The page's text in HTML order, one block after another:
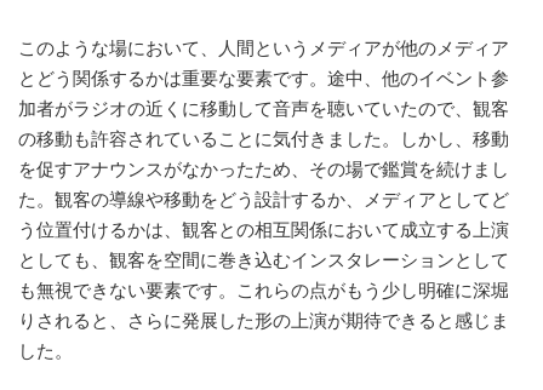
このような場において、人間というメディアが他のメディア
とどう関係するかは重要な要素です。途中、他のイベント参
加者がラジオの近くに移動して音声を聴いていたので、観客
の移動も許容されていることに気付きました。しかし、移動
を促すアナウンスがなかったため、その場で鑑賞を続けまし
た。観客の導線や移動をどう設計するか、メディアとしてど
う位置付けるかは、観客との相互関係において成立する上演
としても、観客を空間に巻き込むインスタレーションとして
も無視できない要素です。これらの点がもう少し明確に深堀
りされると、さらに発展した形の上演が期待できると感じま
した。